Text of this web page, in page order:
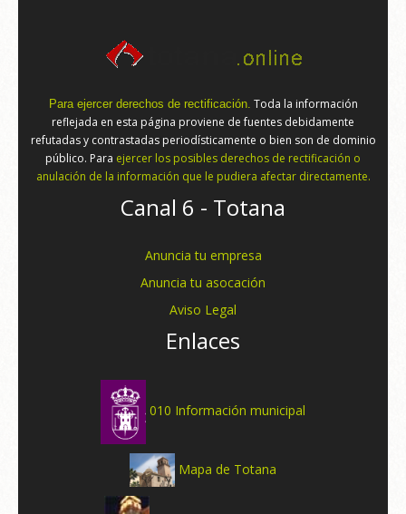
Para ejercer derechos de rectificación. Toda la información
reflejada en esta página proviene de fuentes debidamente
refutadas y contrastadas periodísticamente o bien son de dominio
público. Para ejercer los posibles derechos de rectificación o
anulación de la información que le pudiera afectar directamente.
Canal 6 - Totana
Anuncia tu empresa
Anuncia tu asocación
Aviso Legal
Enlaces
010 Información municipal
Mapa de Totana